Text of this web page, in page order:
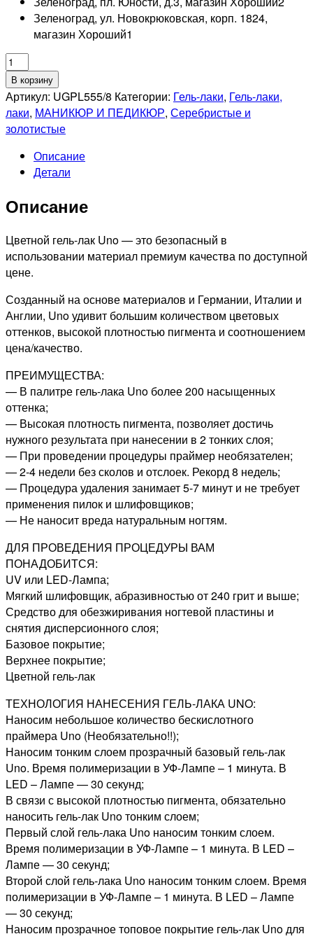
Зеленоград, ул. Новокрюковская, корп. 1824,
магазин Хороший1
Количество
товара
UNO
555
Гель-
Лунное
затмение
Lunar
8мл
В корзину
Артикул: UGPL555/8 Категории: Гель-лаки, Гель-лаки,
лаки, МАНИКЮР И ПЕДИКЮР, Серебристые и
золотистые
Описание
Детали
Описание
Цветной гель-лак Uno — это безопасный в
использовании материал премиум качества по доступной
цене.
Созданный на основе материалов и Германии, Италии и
Англии, Uno удивит большим количеством цветовых
оттенков, высокой плотностью пигмента и соотношением
цена/качество.
ПРЕИМУЩЕСТВА:
— В палитре гель-лака Uno более 200 насыщенных
оттенка;
— Высокая плотность пигмента, позволяет достичь
нужного результата при нанесении в 2 тонких слоя;
— При проведении процедуры праймер необязателен;
— 2-4 недели без сколов и отслоек. Рекорд 8 недель;
— Процедура удаления занимает 5-7 минут и не требует
применения пилок и шлифовщиков;
— Не наносит вреда натуральным ногтям.
ДЛЯ ПРОВЕДЕНИЯ ПРОЦЕДУРЫ ВАМ
ПОНАДОБИТСЯ:
UV или LED-Лампа;
Мягкий шлифовщик, абразивностью от 240 грит и выше;
Средство для обезжиривания ногтевой пластины и
снятия дисперсионного слоя;
Базовое покрытие;
Верхнее покрытие;
Цветной гель-лак
ТЕХНОЛОГИЯ НАНЕСЕНИЯ ГЕЛЬ-ЛАКА UNO:
Наносим небольшое количество бескислотного
праймера Uno (Необязательно!!);
Наносим тонким слоем прозрачный базовый гель-лак
Uno. Время полимеризации в УФ-Лампе – 1 минута. В
LED – Лампе — 30 секунд;
В связи с высокой плотностью пигмента, обязательно
наносить гель-лак Uno тонким слоем;
Первый слой гель-лака Uno наносим тонким слоем.
Время полимеризации в УФ-Лампе – 1 минута. В LED –
Лампе — 30 секунд;
Второй слой гель-лака Uno наносим тонким слоем. Время
полимеризации в УФ-Лампе – 1 минута. В LED – Лампе
— 30 секунд;
Наносим прозрачное топовое покрытие гель-лак Uno для